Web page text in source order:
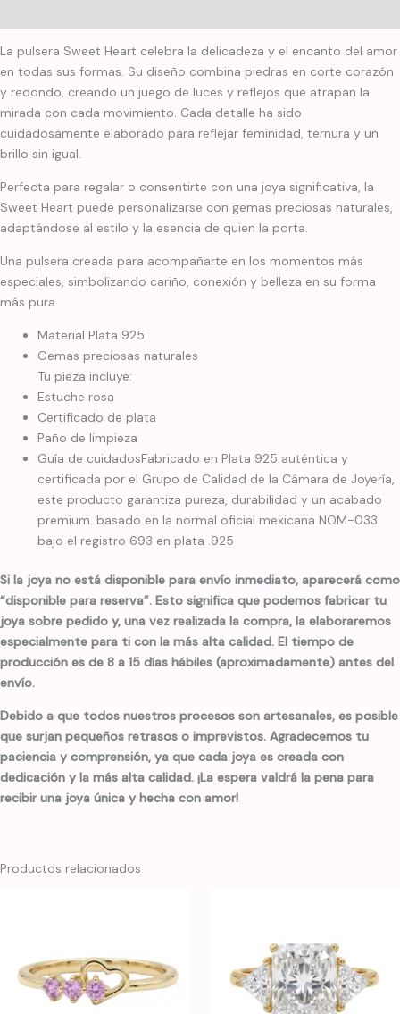
La pulsera Sweet Heart celebra la delicadeza y el encanto del amor
en todas sus formas. Su diseño combina piedras en corte corazón
y redondo, creando un juego de luces y reflejos que atrapan la
mirada con cada movimiento. Cada detalle ha sido
cuidadosamente elaborado para reflejar feminidad, ternura y un
brillo sin igual.
Perfecta para regalar o consentirte con una joya significativa, la
Sweet Heart puede personalizarse con gemas preciosas naturales,
adaptándose al estilo y la esencia de quien la porta.
Una pulsera creada para acompañarte en los momentos más
especiales, simbolizando cariño, conexión y belleza en su forma
más pura.
Material Plata 925
Gemas preciosas naturales
Tu pieza incluye:
Estuche rosa
Certificado de plata
Paño de limpieza
Guía de cuidadosFabricado en Plata 925 auténtica y
certificada por el Grupo de Calidad de la Cámara de Joyería,
este producto garantiza pureza, durabilidad y un acabado
premium. basado en la normal oficial mexicana NOM-033
bajo el registro 693 en plata .925
Si la joya no está disponible para envío inmediato, aparecerá como
“disponible para reserva”. Esto significa que podemos fabricar tu
joya sobre pedido y, una vez realizada la compra, la elaboraremos
especialmente para ti con la más alta calidad. El tiempo de
producción es de 8 a 15 días hábiles (aproximadamente) antes del
envío.
Debido a que todos nuestros procesos son artesanales, es posible
que surjan pequeños retrasos o imprevistos. Agradecemos tu
paciencia y comprensión, ya que cada joya es creada con
dedicación y la más alta calidad. ¡La espera valdrá la pena para
recibir una joya única y hecha con amor!
Productos relacionados